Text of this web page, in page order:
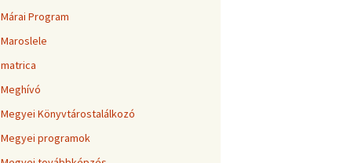
Márai Program
Maroslele
matrica
Meghívó
Megyei Könyvtárostalálkozó
Megyei programok